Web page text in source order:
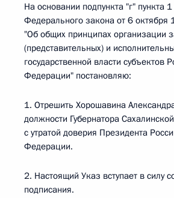
На основании подпункта "г" пункта
Федерального закона от 6
"Об общих принципах организации
(представительных) и
государственной власти субъектов
Федерации" постановляю:
1. Отрешить Хорошавина
должности Губернатора
с утратой доверия Президента
Федерации.
2. Настоящий Указ вступает в силу
подписания.